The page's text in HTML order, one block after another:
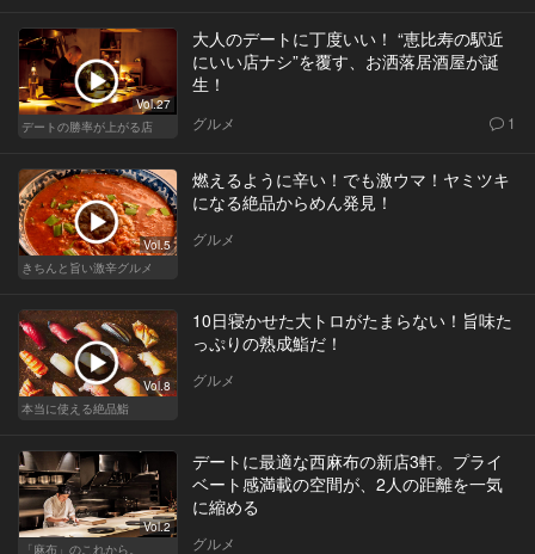
Vol.27
デートの勝率が上がる店
大人のデートに丁度いい！ “恵比寿の駅近
にいい店ナシ”を覆す、お洒落居酒屋が誕
生！
グルメ 1
Vol.5
きちんと旨い激辛グルメ
燃えるように辛い！でも激ウマ！ヤミツキ
になる絶品からめん発見！
グルメ
Vol.8
本当に使える絶品鮨
10日寝かせた大トロがたまらない！旨味た
っぷりの熟成鮨だ！
グルメ
Vol.2
「麻布」のこれから。
デートに最適な西麻布の新店3軒。プライ
ベート感満載の空間が、2人の距離を一気
に縮める
グルメ